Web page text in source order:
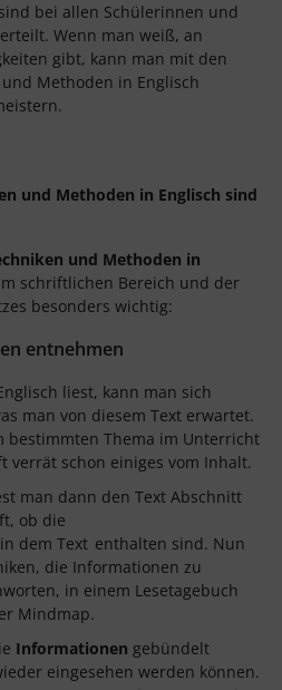
bei allen Schülerinnen und
Wenn man weiß, an
gibt, kann man mit den
Methoden in Englisch
und Methoden in Englisch sind
und Methoden in
schriftlichen Bereich und der
besonders wichtig:
entnehmen
liest, kann man sich
man von diesem Text erwartet.
bestimmten Thema im Unterricht
verrät schon einiges vom Inhalt.
man dann den Text Abschnitt
ob die
dem Text enthalten sind. Nun
die Informationen zu
in einem Lesetagebuch
Mindmap.
Informationen gebündelt
eingesehen werden können.